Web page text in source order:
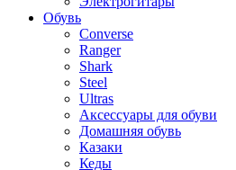
Обувь
Converse
Ranger
Shark
Steel
Ultras
Аксессуары для обуви
Домашняя обувь
Казаки
Кеды